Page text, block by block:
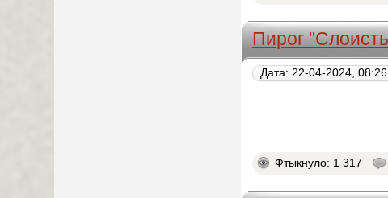
Пирог
Дата: 22-04-2024, 08:26
Фтыкнуло: 1 317